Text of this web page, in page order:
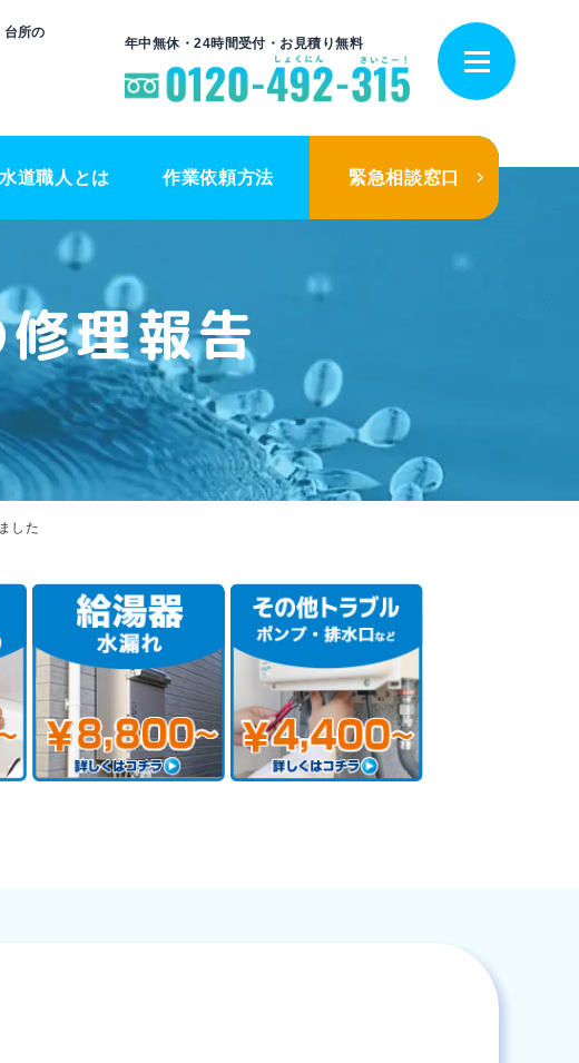
台所の
年中無休・24時間受付・お見積り無料
道職人とは 作業依頼方法 緊急相談窓口
理報告
した